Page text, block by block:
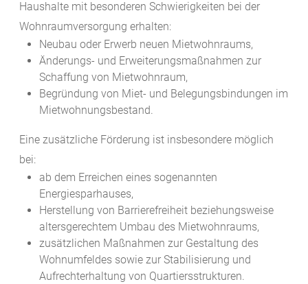
Haushalte mit besonderen Schwierigkeiten bei der
Wohnraumversorgung erhalten:
Neubau oder Erwerb neuen Mietwohnraums,
Änderungs- und Erweiterungsmaßnahmen zur
Schaffung von Mietwohnraum,
Begründung von Miet- und Belegungsbindungen im
Mietwohnungsbestand.
Eine zusätzliche Förderung ist insbesondere möglich
bei:
ab dem Erreichen eines sogenannten
Energiesparhauses,
Herstellung von Barrierefreiheit beziehungsweise
altersgerechtem Umbau des Mietwohnraums,
zusätzlichen Maßnahmen zur Gestaltung des
Wohnumfeldes sowie zur Stabilisierung und
Aufrechterhaltung von Quartiersstrukturen.